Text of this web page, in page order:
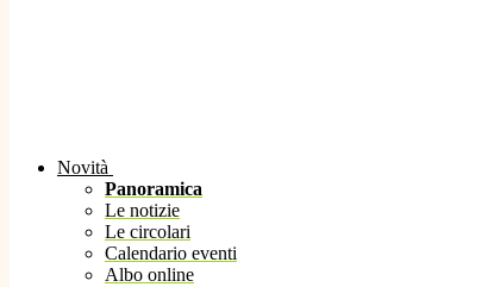
Novità
Panoramica
Le notizie
Le circolari
Calendario eventi
Albo online